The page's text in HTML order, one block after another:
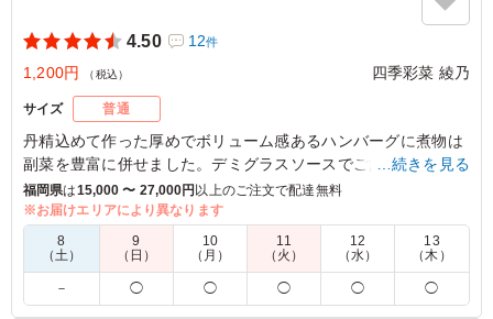
4.50 12件
1,200円 （税込） 四季彩菜 綾乃
サイズ 普通
丹精込めて作った厚めでボリューム感あるハンバーグに煮物は
副菜を豊富に併せました。デミグラスソースでご飯が進みま
す！
※ハンバーグをビッグサイズに変更可能です。「ご飯の種類」
のプルダウンより選択してください。
※ビッグサイズに変更した場合、1170円のお弁当と同様の容器
に変更となります。
…続きを見る
福岡県は15,000 〜 27,000円以上のご注文で配達無料
※お届けエリアにより異なります
8
（土）
9
（日）
10
（月）
11
（火）
12
（水）
13
（木）
－ ◯ ◯ ◯ ◯ ◯